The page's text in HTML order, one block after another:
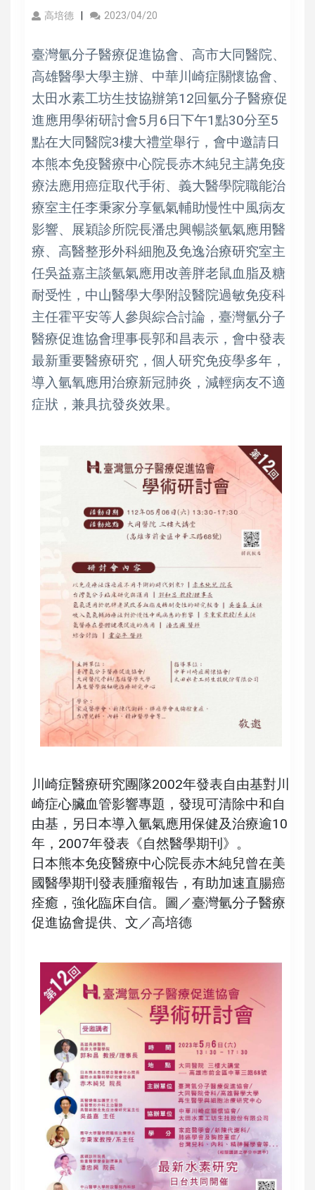
高培德 2023/04/20
臺灣氫分子醫療促進協會、高市大同醫院、
高雄醫學大學主辦、中華川崎症關懷協會、
太田水素工坊生技協辦第12回氫分子醫療促
進應用學術研討會5月6日下午1點30分至5
點在大同醫院3樓大禮堂舉行，會中邀請日
本熊本免疫醫療中心院長赤木純兒主講免疫
療法應用癌症取代手術、義大醫學院職能治
療室主任李秉家分享氫氣輔助慢性中風病友
影響、展穎診所院長潘忠興暢談氫氣應用醫
療、高醫整形外科細胞及免逸治療研究室主
任吳益嘉主談氫氣應用改善胖老鼠血脂及糖
耐受性，中山醫學大學附設醫院過敏免疫科
主任霍平安等人參與綜合討論，臺灣氫分子
醫療促進協會理事長郭和昌表示，會中發表
最新重要醫療研究，個人研究免疫學多年，
導入氫氧應用治療新冠肺炎，減輕病友不適
症狀，兼具抗發炎效果。
川崎症醫療研究團隊2002年發表自由基對川
崎症心臟血管影響專題，發現可清除中和自
由基，另日本導入氫氣應用保健及治療逾10
年，2007年發表《自然醫學期刊》。
日本熊本免疫醫療中心院長赤木純兒曾在美
國醫學期刊發表腫瘤報告，有助加速直腸癌
痊癒，強化臨床自信。圖／臺灣氫分子醫療
促進協會提供、文／高培德